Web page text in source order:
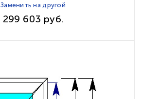
Заменить на другой
299 603 руб.